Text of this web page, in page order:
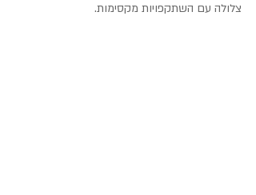
צלולה עם השתקפויות מקסימות.